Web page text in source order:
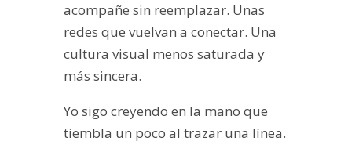
acompañe sin reemplazar. Unas
redes que vuelvan a conectar. Una
cultura visual menos saturada y
más sincera.
Yo sigo creyendo en la mano que
tiembla un poco al trazar una línea.